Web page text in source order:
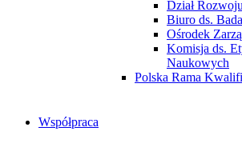
Dział
Biuro ds.
Ośrodek
Komisja ds.
Naukowych
Polska Rama
Współpraca